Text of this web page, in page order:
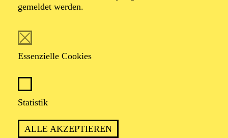
gemeldet werden.
Essenzielle Cookies
Statistik
ALLE AKZEPTIEREN
Elena Sverdiolaitė
Die junge Sopranistin Elena Sverdiolaitė stammt aus
großen Stimmumfang, Flexibilität und gleichmäßige
Intensität über alle Register aus. Die Sopranistin fühlt